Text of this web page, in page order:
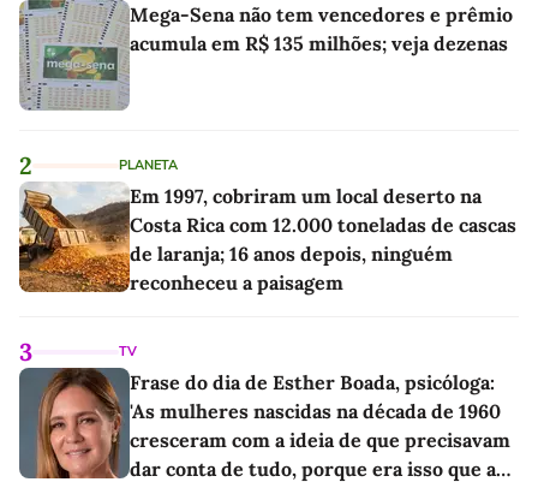
Mega-Sena não tem vencedores e prêmio
acumula em R$ 135 milhões; veja dezenas
2 PLANETA
Em 1997, cobriram um local deserto na
Costa Rica com 12.000 toneladas de cascas
de laranja; 16 anos depois, ninguém
reconheceu a paisagem
3 TV
Frase do dia de Esther Boada, psicóloga:
'As mulheres nascidas na década de 1960
cresceram com a ideia de que precisavam
dar conta de tudo, porque era isso que a